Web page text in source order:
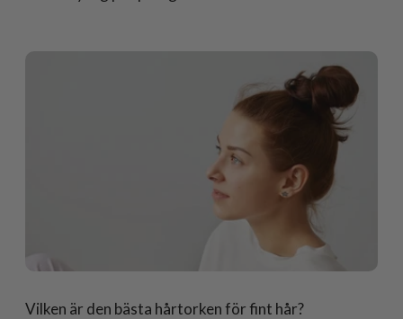
Vilken är den bästa hårtorken för fint hår?